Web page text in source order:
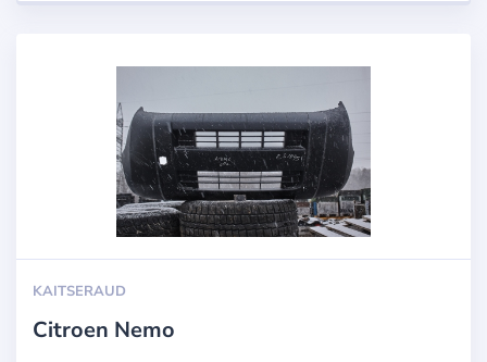
KAITSERAUD
Citroen Nemo